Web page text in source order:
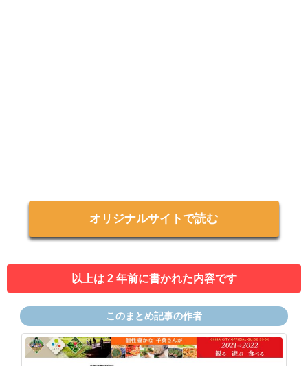
オリジナルサイトで読む
以上は 2 年前に書かれた内容です
このまとめ記事の作者